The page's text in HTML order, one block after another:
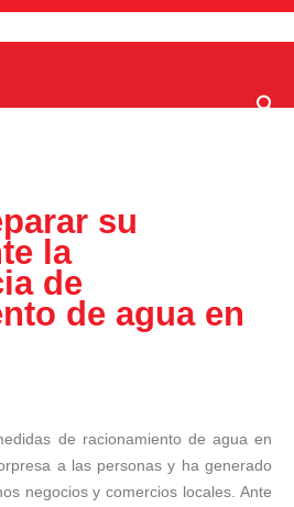
su
la
de
de agua en
de racionamiento de agua en
a las personas y ha generado
negocios y comercios locales. Ante